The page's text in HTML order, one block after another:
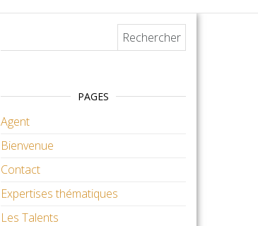
PAGES
Agent
Bienvenue
Contact
Expertises thématiques
Les Talents